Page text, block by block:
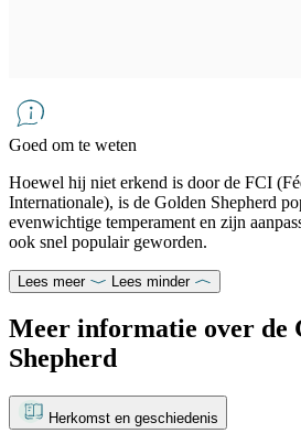
Goed om te weten
Hoewel hij niet erkend is door de FCI
Internationale), is de Golden Shepherd
evenwichtige temperament en zijn
ook snel populair geworden.
Lees meer Lees minder
Meer informatie over de
Shepherd
Herkomst en geschiedenis